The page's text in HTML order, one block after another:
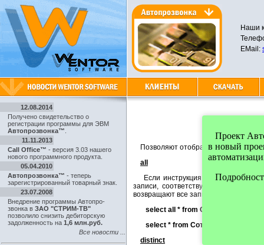
Наши
EMail:
12.08.2014
Получено свидетельство о
регистрации программы для ЭВМ
Автопрозвонка™
11.11.2013
Call Office™ - версия 3.03 нашего
нового программного продукта.
05.04.2010
Автопрозвонка™ - теперь
зарегистрированный товарный знак.
23.07.2008
Внедрение программы Автопро-
звонка в ЗАО "СТРИМ-ТВ"
позволило снизить дебиторскую
задолженность на 1,6 млн.руб.
Все новости ...
Позволяют отобрать записи среди
all
Если инструкция SQL не содержит
записи, соответствующие
возвращают все записи из таблицы
select all * from Сотрудники
select * from Сотрудники order
distinct
Проект
в новый